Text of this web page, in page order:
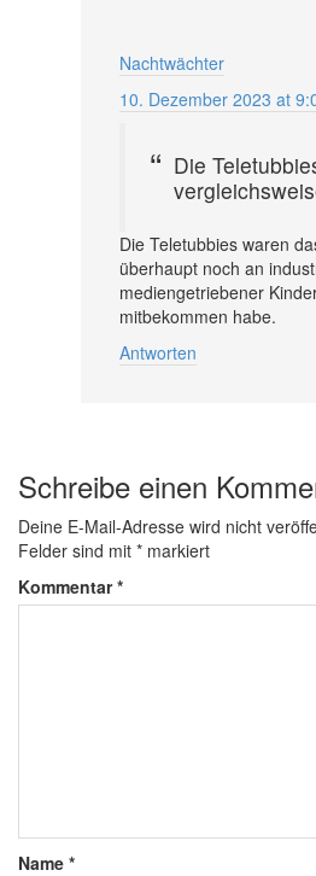
Nachtwächter
10. Dezember 2023 at
Die
Die Teletubbies waren
überhaupt noch an
mediengetriebener
mitbekommen habe.
Antworten
Schreibe einen
Deine E-Mail-Adresse wird nicht
Felder sind mit * markiert
Kommentar*
Name *